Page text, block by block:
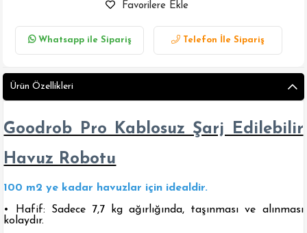
Favorilere Ekle
Whatsapp ile Sipariş Telefon İle Sipariş
Ürün Özellikleri
Goodrob Pro Kablosuz Şarj Edilebilir
Havuz Robotu
100 m2 ye kadar havuzlar için idealdir.
• Hafif: Sadece 7,7 kg ağırlığında, taşınması ve alınması
kolaydır.